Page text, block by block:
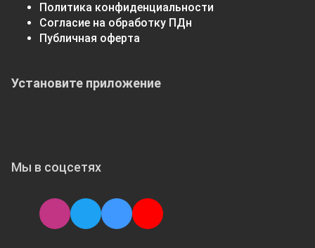
Политика конфиденциальности
Согласие на обработку ПДн
Публичная оферта
Мы в соцсетях
Установите приложение